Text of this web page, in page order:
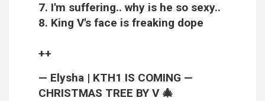
7. I'm suffering.. why is he so sexy..
8. King V's face is freaking dope
++
— Elysha | KTH1 IS COMING —
CHRISTMAS TREE BY V 🎄